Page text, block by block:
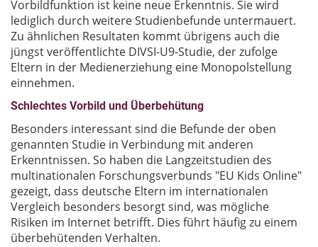
Vorbildfunktion ist keine neue Erkenntnis. Sie wird
lediglich durch weitere Studienbefunde untermauert.
Zu ähnlichen Resultaten kommt übrigens auch die
jüngst veröffentlichte DIVSI-U9-Studie, der zufolge
Eltern in der Medienerziehung eine Monopolstellung
einnehmen.
Schlechtes Vorbild und Überbehütung
Besonders interessant sind die Befunde der oben
genannten Studie in Verbindung mit anderen
Erkenntnissen. So haben die Langzeitstudien des
multinationalen Forschungsverbunds "EU Kids Online"
gezeigt, dass deutsche Eltern im internationalen
Vergleich besonders besorgt sind, was mögliche
Risiken im Internet betrifft. Dies führt häufig zu einem
überbehütenden Verhalten.